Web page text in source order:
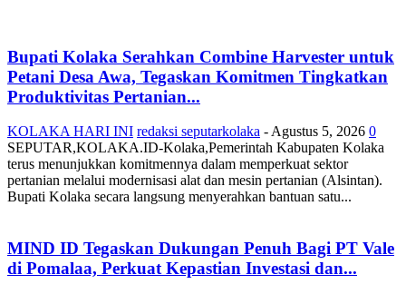
Bupati Kolaka Serahkan Combine Harvester untuk
Petani Desa Awa, Tegaskan Komitmen Tingkatkan
Produktivitas Pertanian...
KOLAKA HARI INI redaksi seputarkolaka - Agustus 5, 2026 0
SEPUTAR,KOLAKA.ID-Kolaka,Pemerintah Kabupaten Kolaka
terus menunjukkan komitmennya dalam memperkuat sektor
pertanian melalui modernisasi alat dan mesin pertanian (Alsintan).
Bupati Kolaka secara langsung menyerahkan bantuan satu...
MIND ID Tegaskan Dukungan Penuh Bagi PT Vale
di Pomalaa, Perkuat Kepastian Investasi dan...